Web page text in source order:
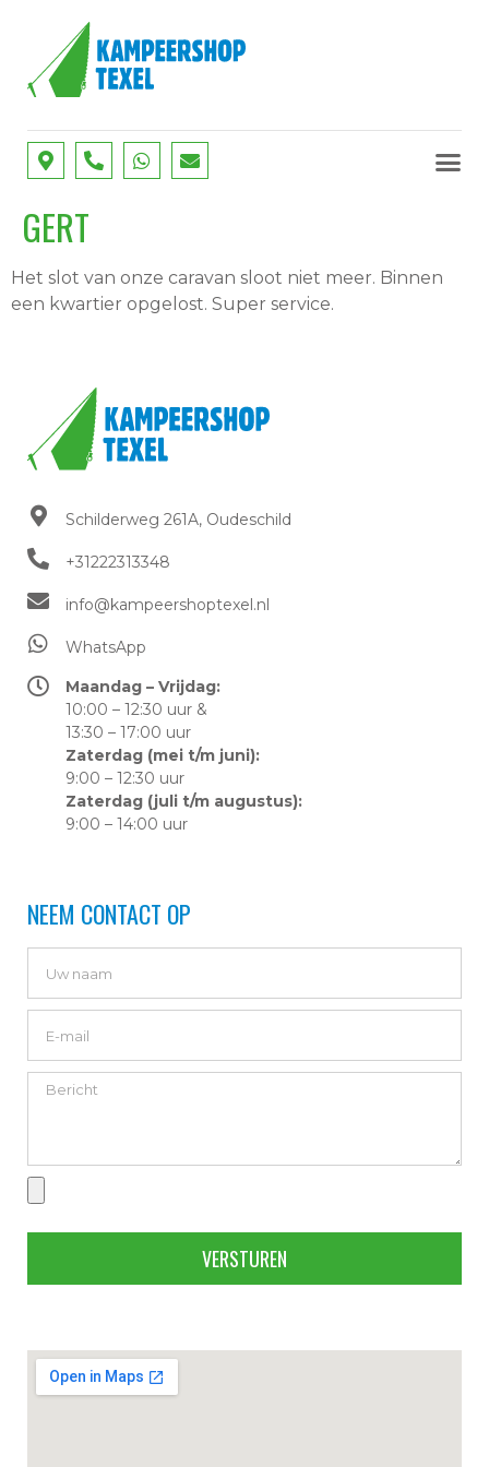
GERT
Het slot van onze caravan sloot niet meer. Binnen
een kwartier opgelost. Super service.
Schilderweg 261A, Oudeschild​
+31222313348
info@kampeershoptexel.nl
WhatsApp
Maandag – Vrijdag:
10:00 – 12:30 uur &
13:30 – 17:00 uur
Zaterdag (mei t/m juni):
9:00 – 12:30 uur
Zaterdag (juli t/m augustus):
9:00 – 14:00 uur
NEEM CONTACT OP
VERSTUREN